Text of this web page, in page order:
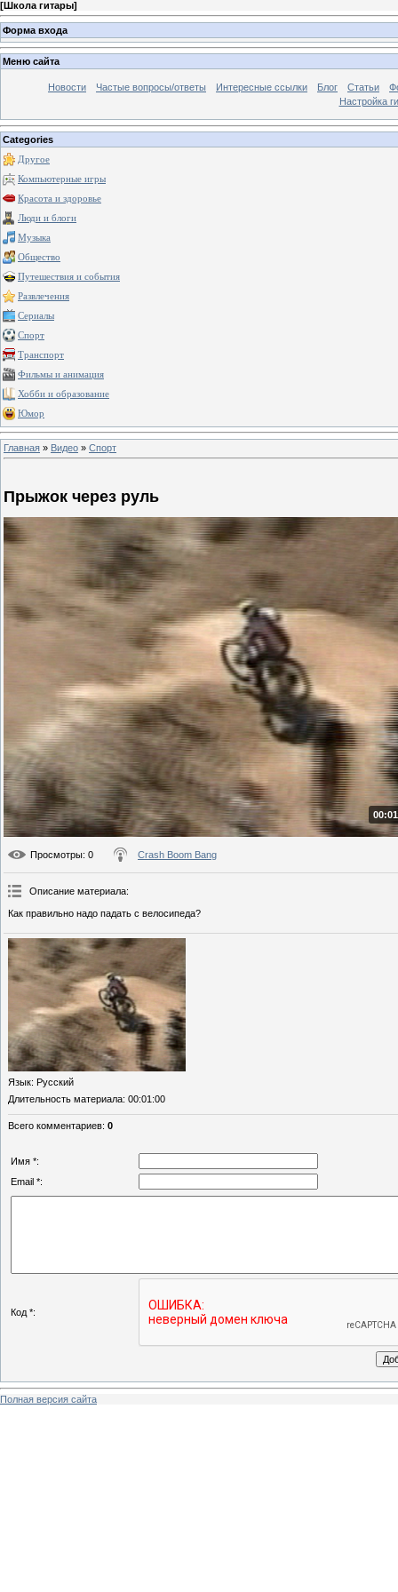
[Школа гитары]
Форма входа
Меню сайта
Новости Частые вопросы/ответы Интересные ссылки Блог Статьи
Настройка
Categories
Другое
Компьютерные игры
Красота и здоровье
Люди и блоги
Музыка
Общество
Путешествия и события
Развлечения
Сериалы
Спорт
Транспорт
Фильмы и анимация
Хобби и образование
Юмор
Главная » Видео » Спорт
Прыжок через руль
Просмотры: 0 Crash Boom Bang
Описание материала:
Как правильно надо падать с велосипеда?
Язык: Русский
Длительность материала: 00:01:00
Всего комментариев: 0
Имя *:
Email *:
Код *:
Полная версия сайта